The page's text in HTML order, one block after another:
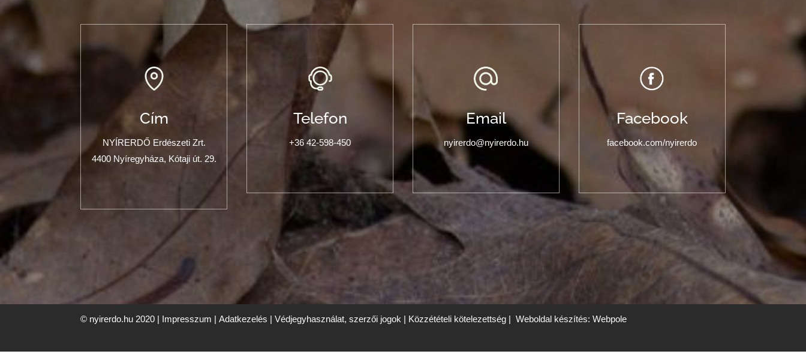
Cím
NYÍRERDŐ Erdészeti Zrt.
4400 Nyíregyháza, Kótaji út. 29.
Telefon
+36 42-598-450
Email
nyirerdo@nyirerdo.hu
Facebook
facebook.com/nyirerdo
© nyirerdo.hu 2020 | Impresszum |Adatkezelés |Védjegyhasználat, szerzői jogok | Közzétételi kötelezettség |Weboldal készítés: Webpole